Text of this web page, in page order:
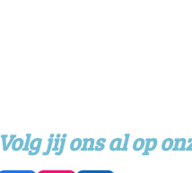
Volg jij ons al op